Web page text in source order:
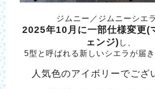
ジムニー／ジムニーシエ
2025年10月に一部仕様変更(
ェンジ) し、
5型と呼ばれる新しいシエラが届き
人気色のアイボリーでござ